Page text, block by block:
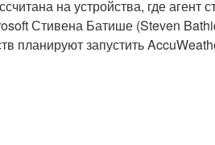
на устройства, где агент
Стивена Батише (Steven
планируют запустить